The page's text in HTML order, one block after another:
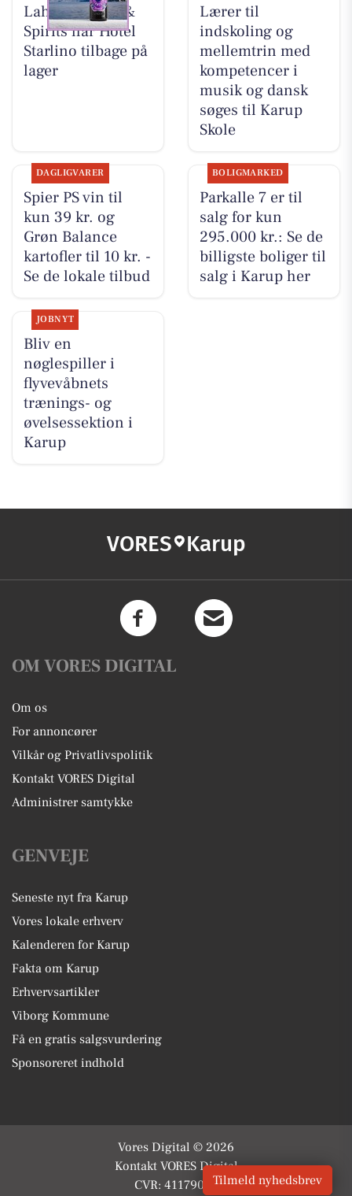
Lahvino Wine &
Spirits har Hotel
Starlino tilbage på
lager
Lærer til
indskoling og
mellemtrin med
kompetencer i
musik og dansk
søges til Karup
Skole
DAGLIGVARER
Spier PS vin til
kun 39 kr. og
Grøn Balance
kartofler til 10 kr. -
Se de lokale tilbud
BOLIGMARKED
Parkalle 7 er til
salg for kun
295.000 kr.: Se de
billigste boliger til
salg i Karup her
JOBNYT
Bliv en
nøglespiller i
flyvevåbnets
trænings- og
øvelsessektion i
Karup
VORES Karup
OM VORES DIGITAL
Om os
For annoncører
Vilkår og Privatlivspolitik
Kontakt VORES Digital
Administrer samtykke
GENVEJE
Seneste nyt fra Karup
Vores lokale erhverv
Kalenderen for Karup
Fakta om Karup
Erhvervsartikler
Viborg Kommune
Få en gratis salgsvurdering
Sponsoreret indhold
Vores Digital © 2026
Kontakt VORES Digital
CVR: 41179082Tilmeld nyhedsbrev